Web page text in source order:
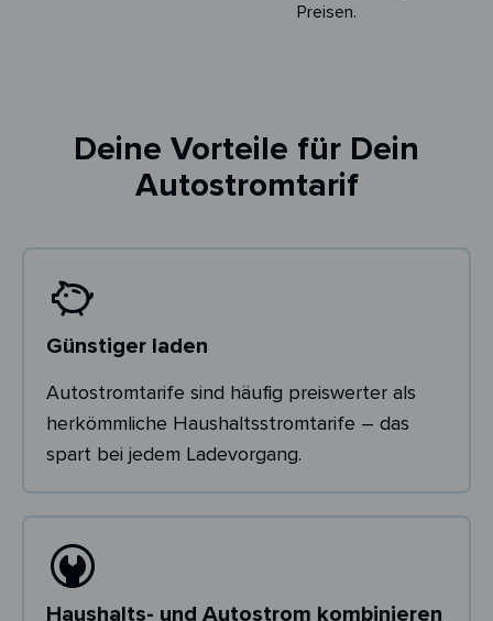
Preisen.
Deine Vorteile für Dein
Autostromtarif
Günstiger laden
Autostromtarife sind häufig preiswerter als
herkömmliche Haushaltsstromtarife – das
spart bei jedem Ladevorgang.
Haushalts- und Autostrom kombinieren